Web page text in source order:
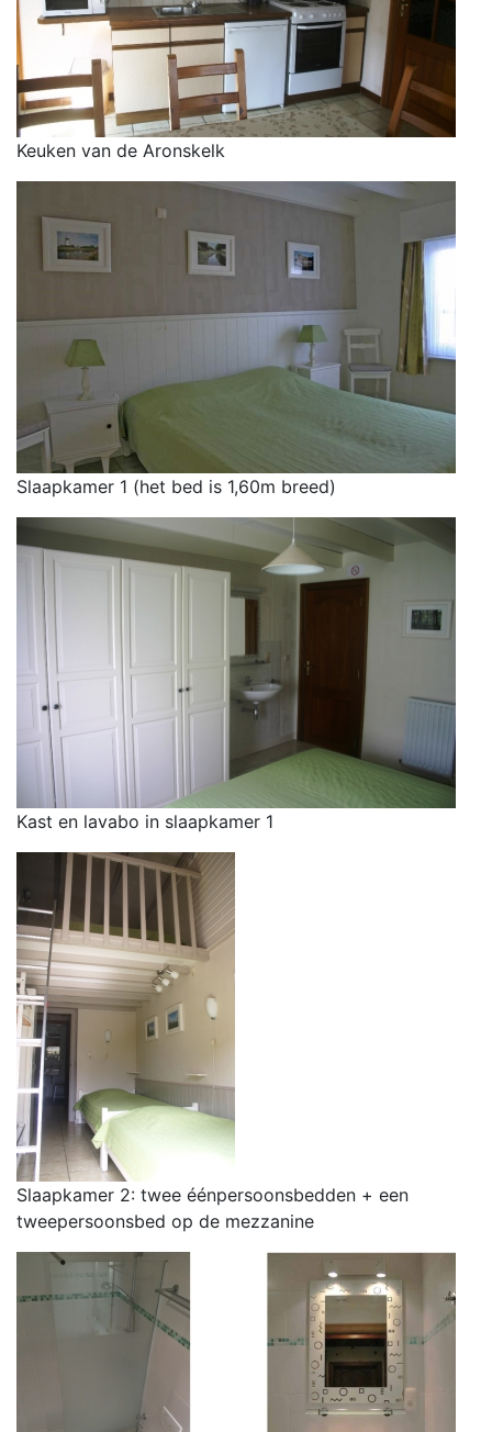
Keuken van de Aronskelk
Slaapkamer 1 (het bed is 1,60m breed)
Kast en lavabo in slaapkamer 1
Slaapkamer 2: twee éénpersoonsbedden + een
tweepersoonsbed op de mezzanine